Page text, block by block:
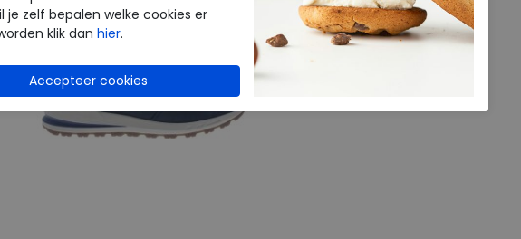
je zelf bepalen welke cookies er
klik dan hier.